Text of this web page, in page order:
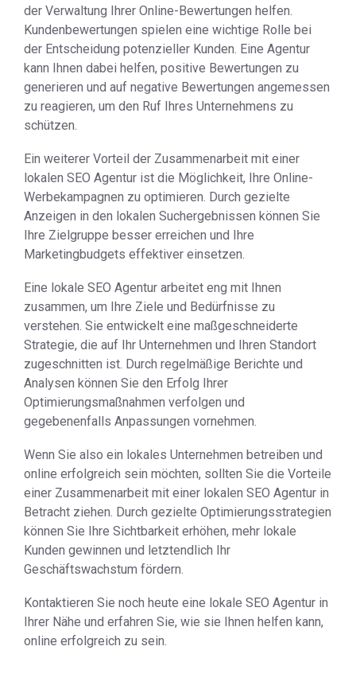
der Verwaltung Ihrer Online-Bewertungen helfen.
Kundenbewertungen spielen eine wichtige Rolle bei
der Entscheidung potenzieller Kunden. Eine Agentur
kann Ihnen dabei helfen, positive Bewertungen zu
generieren und auf negative Bewertungen angemessen
zu reagieren, um den Ruf Ihres Unternehmens zu
schützen.
Ein weiterer Vorteil der Zusammenarbeit mit einer
lokalen SEO Agentur ist die Möglichkeit, Ihre Online-
Werbekampagnen zu optimieren. Durch gezielte
Anzeigen in den lokalen Suchergebnissen können Sie
Ihre Zielgruppe besser erreichen und Ihre
Marketingbudgets effektiver einsetzen.
Eine lokale SEO Agentur arbeitet eng mit Ihnen
zusammen, um Ihre Ziele und Bedürfnisse zu
verstehen. Sie entwickelt eine maßgeschneiderte
Strategie, die auf Ihr Unternehmen und Ihren Standort
zugeschnitten ist. Durch regelmäßige Berichte und
Analysen können Sie den Erfolg Ihrer
Optimierungsmaßnahmen verfolgen und
gegebenenfalls Anpassungen vornehmen.
Wenn Sie also ein lokales Unternehmen betreiben und
online erfolgreich sein möchten, sollten Sie die Vorteile
einer Zusammenarbeit mit einer lokalen SEO Agentur in
Betracht ziehen. Durch gezielte Optimierungsstrategien
können Sie Ihre Sichtbarkeit erhöhen, mehr lokale
Kunden gewinnen und letztendlich Ihr
Geschäftswachstum fördern.
Kontaktieren Sie noch heute eine lokale SEO Agentur in
Ihrer Nähe und erfahren Sie, wie sie Ihnen helfen kann,
online erfolgreich zu sein.